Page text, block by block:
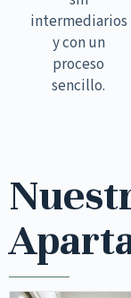
intermediarios
y con un
proceso
sencillo.